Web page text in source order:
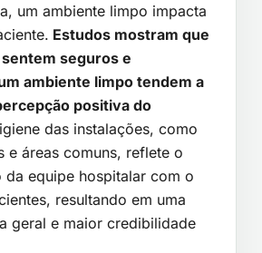
um ambiente limpo impacta
Estudos mostram que
seguros e
ambiente limpo tendem a
positiva do
das instalações, como
e áreas comuns, reflete o
equipe hospitalar com o
resultando em uma
geral e maior credibilidade